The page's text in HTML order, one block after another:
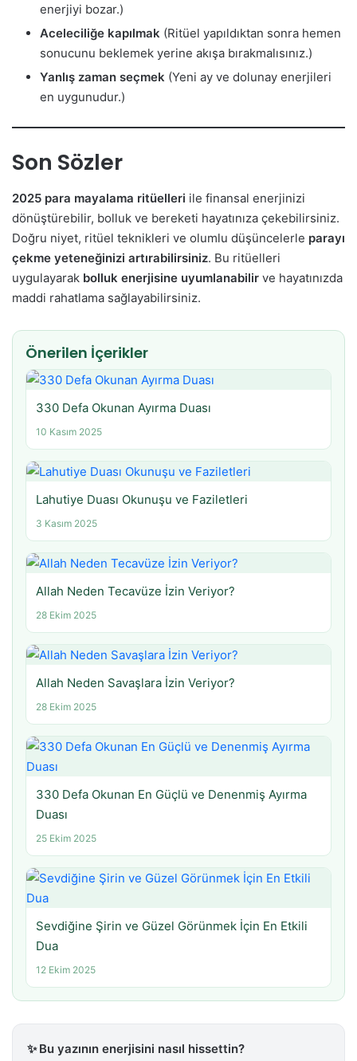
enerjiyi bozar.)
Aceleciliğe kapılmak (Ritüel yapıldıktan sonra hemen
sonucunu beklemek yerine akışa bırakmalısınız.)
Yanlış zaman seçmek (Yeni ay ve dolunay enerjileri
en uygunudur.)
Son Sözler
2025 para mayalama ritüelleri ile finansal enerjinizi
dönüştürebilir, bolluk ve bereketi hayatınıza çekebilirsiniz.
Doğru niyet, ritüel teknikleri ve olumlu düşüncelerle parayı
çekme yeteneğinizi artırabilirsiniz. Bu ritüelleri
uygulayarak bolluk enerjisine uyumlanabilir ve hayatınızda
maddi rahatlama sağlayabilirsiniz.
Önerilen İçerikler
330 Defa Okunan Ayırma Duası
10 Kasım 2025
Lahutiye Duası Okunuşu ve Faziletleri
3 Kasım 2025
Allah Neden Tecavüze İzin Veriyor?
28 Ekim 2025
Allah Neden Savaşlara İzin Veriyor?
28 Ekim 2025
330 Defa Okunan En Güçlü ve Denenmiş Ayırma
Duası
25 Ekim 2025
Sevdiğine Şirin ve Güzel Görünmek İçin En Etkili
Dua
12 Ekim 2025
✨Bu yazının enerjisini nasıl hissettin?